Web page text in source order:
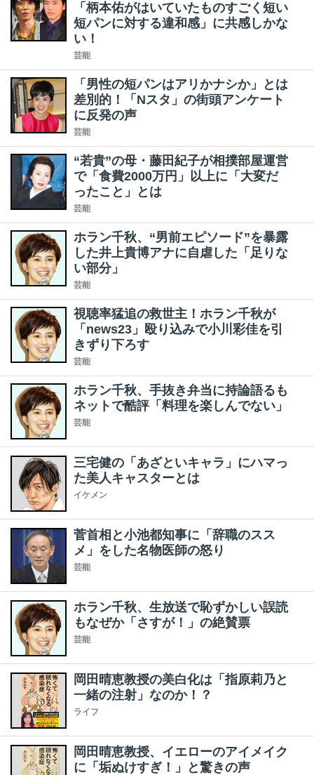
「柄本佑がはいていたものすごく短い
短パンに対する違和感」に共感しかな
い！
芸能
「男性の短パンはアリかナシか」とは
差別的！「Nスタ」の街頭アンケート
に反発の声
芸能
“若貴”の母・藤田紀子が相撲部屋運営
で「食費2000万円」以上に「大変だ
ったこと」とは
芸能
ホラン千秋、“男前エピソード”を暴露
した井上貴博アナに自虐した「足りな
い部分」
芸能
視聴率猛追の救世主！ホラン千秋が
「news23」殴り込みで小川彩佳を引
きずり下ろす
芸能
ホラン千秋、手抜き弁当に持論語るも
ネットで酷評「料理を楽しんでない」
芸能
三宅健の「あざといキャラ」にハマっ
た美人キャスターとは
イケメン
菅首相と小池都知事に「辞職のスス
メ」をした名物医師の怒り
芸能
ホラン千秋、生放送で恥ずかしい誤読
もなぜか「さすが！」の絶賛票
芸能
岡田晴恵教授の美白化は「指原莉乃と
一緒の注射」なのか！？
ライフ
岡田晴恵教授、イエローのアイメイク
に「垢ぬけすぎ！」と驚きの声